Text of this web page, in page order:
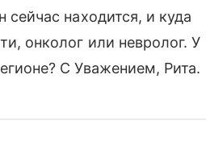
находится, и куда
онколог или невролог. У
С Уважением, Рита.